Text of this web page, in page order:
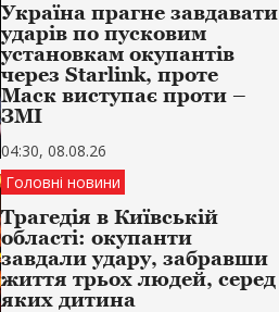
Україна прагне завдавати
ударів по пусковим
установкам окупантів
через Starlink, проте
Маск виступає проти –
ЗМІ
04:30, 08.08.26
Головні новини
Трагедія в Київській
області: окупанти
завдали удару, забравши
життя трьох людей, серед
яких дитина